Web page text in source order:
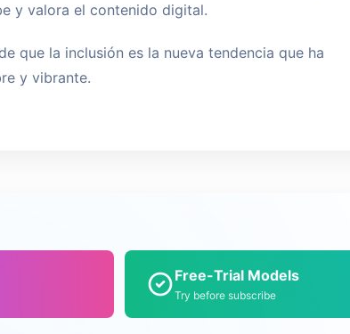
y valora el contenido digital.
que la inclusión es la nueva tendencia que ha
y vibrante.
Free-Trial Models
Try before subscribe